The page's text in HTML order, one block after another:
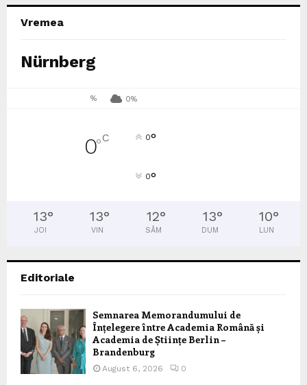
Vremea
Nürnberg
% 0%
0°C 0°
0°
13°
JOI
13°
VIN
12°
SÂM
13°
DUM
10°
LUN
Editoriale
Semnarea Memorandumului de
Înțelegere între Academia Română și
Academia de Științe Berlin –
Brandenburg
August 6, 2026 0